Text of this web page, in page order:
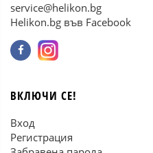
service@helikon.bg
Helikon.bg във Facebook
ВКЛЮЧИ СЕ!
Вход
Регистрация